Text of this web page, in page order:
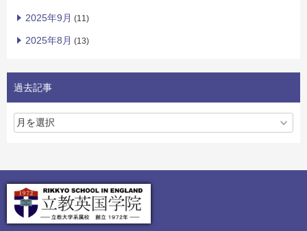
2025年9月 (11)
2025年8月 (13)
過去記事